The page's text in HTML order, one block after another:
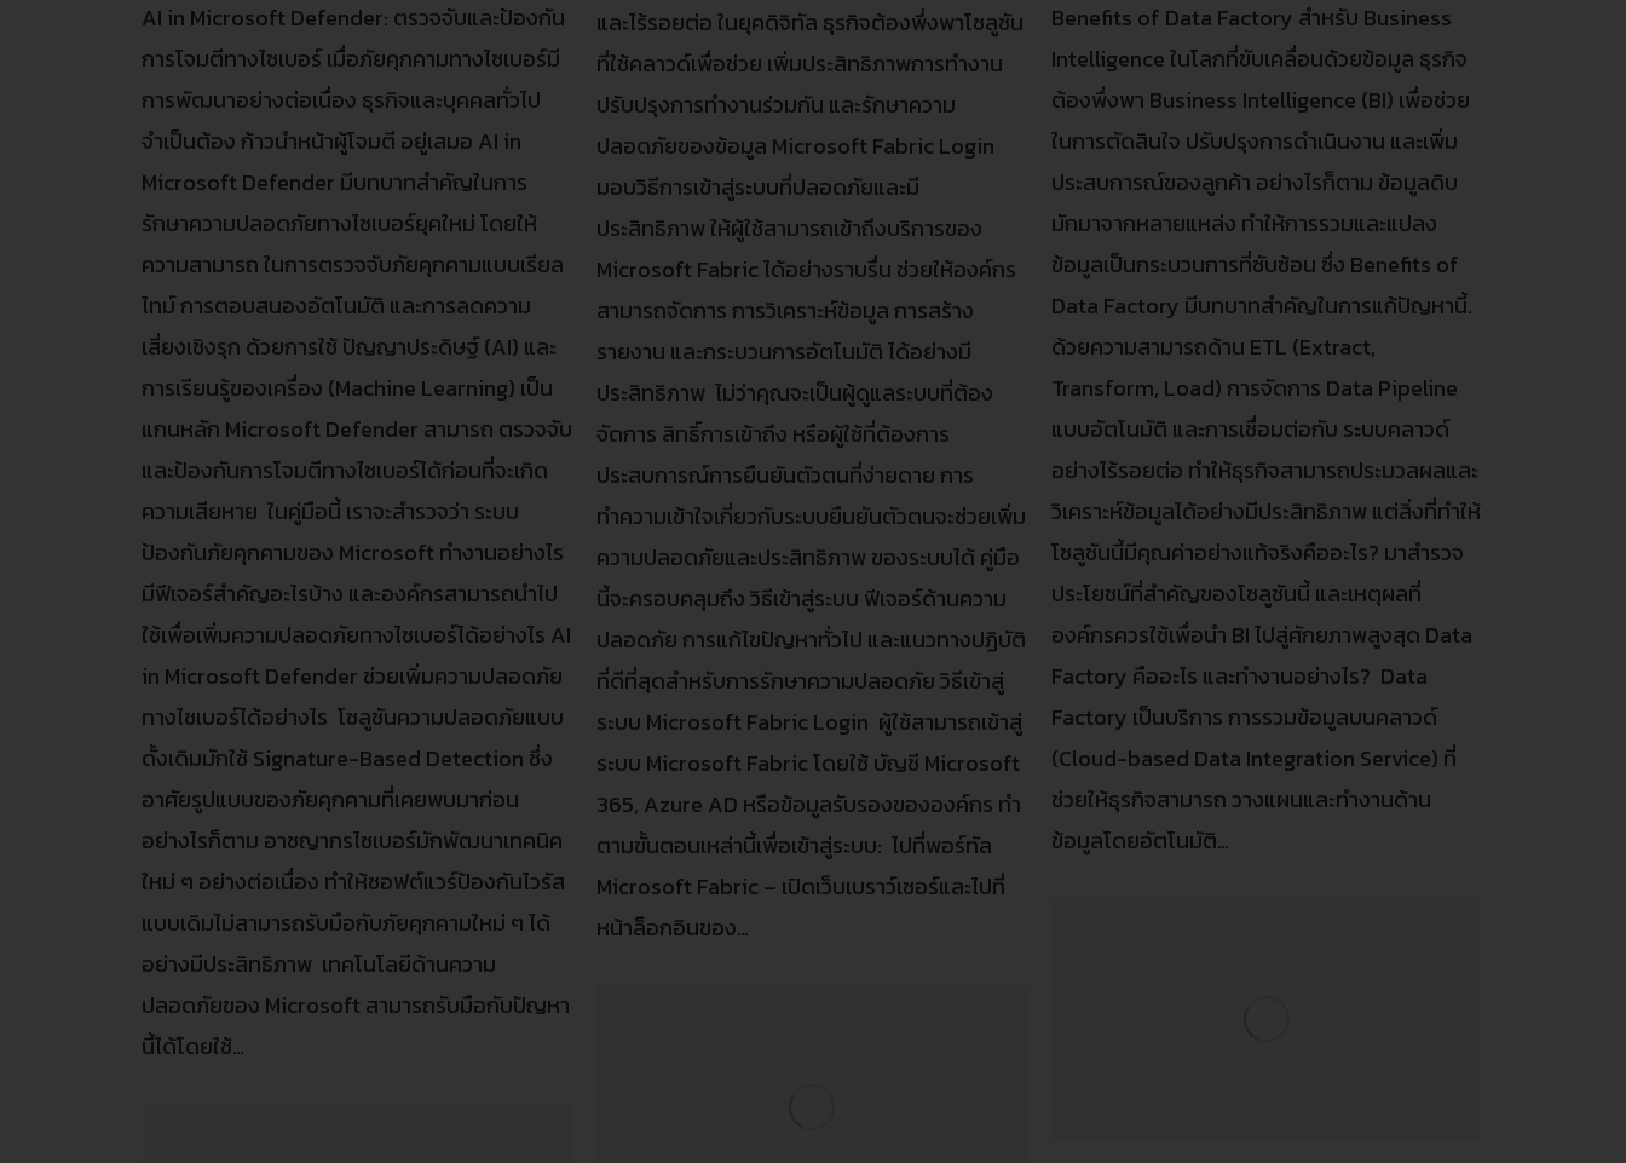
AI in Microsoft Defender: ตรวจจับและป้องกัน
การโจมตีทางไซเบอร์ เมื่อภัยคุกคามทางไซเบอร์มี
การพัฒนาอย่างต่อเนื่อง ธุรกิจและบุคคลทั่วไป
จำเป็นต้อง ก้าวนำหน้าผู้โจมตี อยู่เสมอ AI in
Microsoft Defender มีบทบาทสำคัญในการ
รักษาความปลอดภัยทางไซเบอร์ยุคใหม่ โดยให้
ความสามารถ ในการตรวจจับภัยคุกคามแบบเรียล
ไทม์ การตอบสนองอัตโนมัติ และการลดความ
เสี่ยงเชิงรุก ด้วยการใช้ ปัญญาประดิษฐ์ (AI) และ
การเรียนรู้ของเครื่อง (Machine Learning) เป็น
แกนหลัก Microsoft Defender สามารถ ตรวจจับ
และป้องกันการโจมตีทางไซเบอร์ได้ก่อนที่จะเกิด
ความเสียหาย ในคู่มือนี้ เราจะสำรวจว่า ระบบ
ป้องกันภัยคุกคามของ Microsoft ทำงานอย่างไร
มีฟีเจอร์สำคัญอะไรบ้าง และองค์กรสามารถนำไป
ใช้เพื่อเพิ่มความปลอดภัยทางไซเบอร์ได้อย่างไร AI
in Microsoft Defender ช่วยเพิ่มความปลอดภัย
ทางไซเบอร์ได้อย่างไร โซลูชันความปลอดภัยแบบ
ดั้งเดิมมักใช้ Signature-Based Detection ซึ่ง
อาศัยรูปแบบของภัยคุกคามที่เคยพบมาก่อน
อย่างไรก็ตาม อาชญากรไซเบอร์มักพัฒนาเทคนิค
ใหม่ ๆ อย่างต่อเนื่อง ทำให้ซอฟต์แวร์ป้องกันไวรัส
แบบเดิมไม่สามารถรับมือกับภัยคุกคามใหม่ ๆ ได้
อย่างมีประสิทธิภาพ เทคโนโลยีด้านความ
ปลอดภัยของ Microsoft สามารถรับมือกับปัญหา
นี้ได้โดยใช้…
และไร้รอยต่อ ในยุคดิจิทัล ธุรกิจต้องพึ่งพาโซลูชัน
ที่ใช้คลาวด์เพื่อช่วย เพิ่มประสิทธิภาพการทำงาน
ปรับปรุงการทำงานร่วมกัน และรักษาความ
ปลอดภัยของข้อมูล Microsoft Fabric Login
มอบวิธีการเข้าสู่ระบบที่ปลอดภัยและมี
ประสิทธิภาพ ให้ผู้ใช้สามารถเข้าถึงบริการของ
Microsoft Fabric ได้อย่างราบรื่น ช่วยให้องค์กร
สามารถจัดการ การวิเคราะห์ข้อมูล การสร้าง
รายงาน และกระบวนการอัตโนมัติ ได้อย่างมี
ประสิทธิภาพ ไม่ว่าคุณจะเป็นผู้ดูแลระบบที่ต้อง
จัดการ สิทธิ์การเข้าถึง หรือผู้ใช้ที่ต้องการ
ประสบการณ์การยืนยันตัวตนที่ง่ายดาย การ
ทำความเข้าใจเกี่ยวกับระบบยืนยันตัวตนจะช่วยเพิ่ม
ความปลอดภัยและประสิทธิภาพ ของระบบได้ คู่มือ
นี้จะครอบคลุมถึง วิธีเข้าสู่ระบบ ฟีเจอร์ด้านความ
ปลอดภัย การแก้ไขปัญหาทั่วไป และแนวทางปฏิบัติ
ที่ดีที่สุดสำหรับการรักษาความปลอดภัย วิธีเข้าสู่
ระบบ Microsoft Fabric Login ผู้ใช้สามารถเข้าสู่
ระบบ Microsoft Fabric โดยใช้ บัญชี Microsoft
365, Azure AD หรือข้อมูลรับรองขององค์กร ทำ
ตามขั้นตอนเหล่านี้เพื่อเข้าสู่ระบบ: ไปที่พอร์ทัล
Microsoft Fabric – เปิดเว็บเบราว์เซอร์และไปที่
หน้าล็อกอินของ…
Benefits of Data Factory สำหรับ Business
Intelligence ในโลกที่ขับเคลื่อนด้วยข้อมูล ธุรกิจ
ต้องพึ่งพา Business Intelligence (BI) เพื่อช่วย
ในการตัดสินใจ ปรับปรุงการดำเนินงาน และเพิ่ม
ประสบการณ์ของลูกค้า อย่างไรก็ตาม ข้อมูลดิบ
มักมาจากหลายแหล่ง ทำให้การรวมและแปลง
ข้อมูลเป็นกระบวนการที่ซับซ้อน ซึ่ง Benefits of
Data Factory มีบทบาทสำคัญในการแก้ปัญหานี้.
ด้วยความสามารถด้าน ETL (Extract,
Transform, Load) การจัดการ Data Pipeline
แบบอัตโนมัติ และการเชื่อมต่อกับ ระบบคลาวด์
อย่างไร้รอยต่อ ทำให้ธุรกิจสามารถประมวลผลและ
วิเคราะห์ข้อมูลได้อย่างมีประสิทธิภาพ แต่สิ่งที่ทำให้
โซลูชันนี้มีคุณค่าอย่างแท้จริงคืออะไร? มาสำรวจ
ประโยชน์ที่สำคัญของโซลูชันนี้ และเหตุผลที่
องค์กรควรใช้เพื่อนำ BI ไปสู่ศักยภาพสูงสุด Data
Factory คืออะไร และทำงานอย่างไร? Data
Factory เป็นบริการ การรวมข้อมูลบนคลาวด์
(Cloud-based Data Integration Service) ที่
ช่วยให้ธุรกิจสามารถ วางแผนและทำงานด้าน
ข้อมูลโดยอัตโนมัติ…